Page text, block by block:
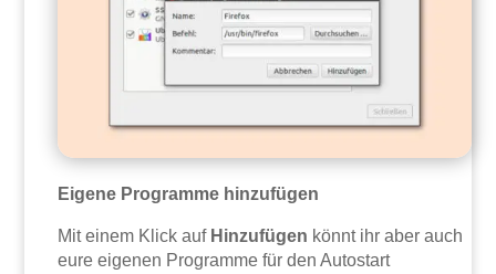
Eigene Programme hinzufügen
Mit einem Klick auf Hinzufügen könnt ihr aber auch
eure eigenen Programme für den Autostart